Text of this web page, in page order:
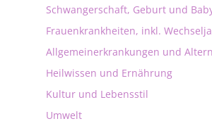
Schwangerschaft, Geburt und
Frauenkrankheiten, inkl.
Allgemeinerkrankungen und Altern
Heilwissen und Ernährung
Kultur und Lebensstil
Umwelt